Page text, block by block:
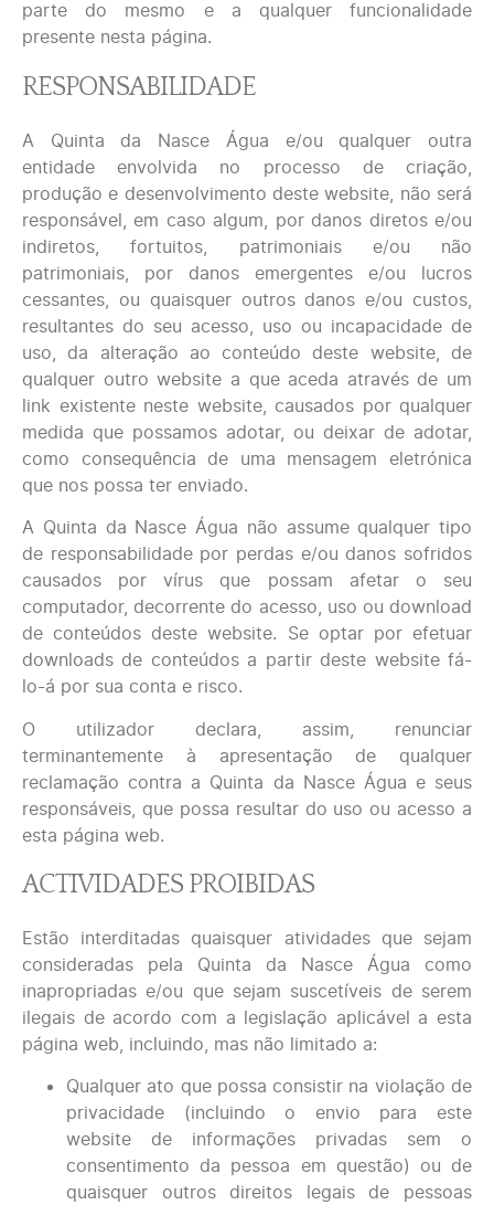
parte do mesmo e a qualquer funcionalidade
presente nesta página.
RESPONSABILIDADE
A Quinta da Nasce Água e/ou qualquer outra
entidade envolvida no processo de criação,
produção e desenvolvimento deste website, não será
responsável, em caso algum, por danos diretos e/ou
indiretos, fortuitos, patrimoniais e/ou não
patrimoniais, por danos emergentes e/ou lucros
cessantes, ou quaisquer outros danos e/ou custos,
resultantes do seu acesso, uso ou incapacidade de
uso, da alteração ao conteúdo deste website, de
qualquer outro website a que aceda através de um
link existente neste website, causados por qualquer
medida que possamos adotar, ou deixar de adotar,
como consequência de uma mensagem eletrónica
que nos possa ter enviado.
A Quinta da Nasce Água não assume qualquer tipo
de responsabilidade por perdas e/ou danos sofridos
causados por vírus que possam afetar o seu
computador, decorrente do acesso, uso ou download
de conteúdos deste website. Se optar por efetuar
downloads de conteúdos a partir deste website fá-
lo-á por sua conta e risco.
O utilizador declara, assim, renunciar
terminantemente à apresentação de qualquer
reclamação contra a Quinta da Nasce Água e seus
responsáveis, que possa resultar do uso ou acesso a
esta página web.
ACTIVIDADES PROIBIDAS
Estão interditadas quaisquer atividades que sejam
consideradas pela Quinta da Nasce Água como
inapropriadas e/ou que sejam suscetíveis de serem
ilegais de acordo com a legislação aplicável a esta
página web, incluindo, mas não limitado a:
Qualquer ato que possa consistir na violação de
privacidade (incluindo o envio para este
website de informações privadas sem o
consentimento da pessoa em questão) ou de
quaisquer outros direitos legais de pessoas